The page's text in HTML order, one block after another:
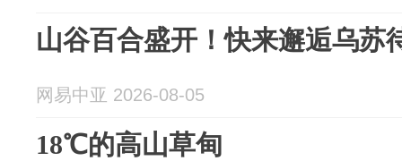
山谷百合盛开！快来邂逅乌苏
网易中亚 2026-08-05
18℃的高山草甸